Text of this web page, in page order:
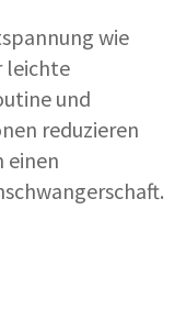
wie
leichte
und
reduzieren
einen